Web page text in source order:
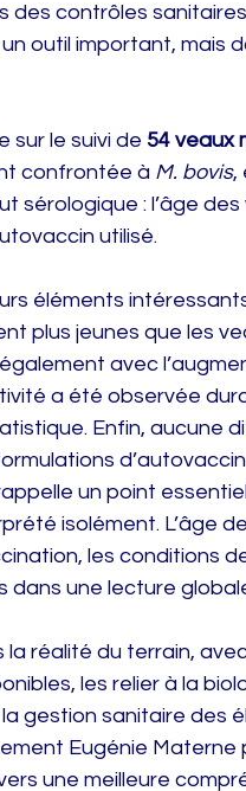
des contrôles
outil important, mais
sur le suivi de 54 veaux
confrontée à M. bovis,
sérologique : l’âge des
utilisé.
éléments
plus jeunes que les
avec
a été observée
Enfin, aucune
un point
isolément. L’âge
les conditions
une lecture
la réalité du terrain,
les relier à la
gestion sanitaire des
Eugénie Materne
une meilleure